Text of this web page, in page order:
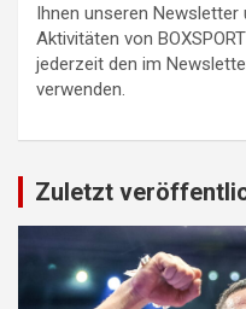
Ihnen unseren
Aktivitäten von
jederzeit den im
verwenden.
Zuletzt